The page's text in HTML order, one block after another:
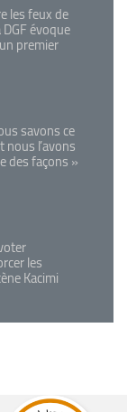
les feux de
évoque
premier
savons ce
nous l’avons
des façons »
les
Kacimi